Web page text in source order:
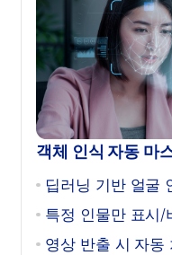
객체 인식 자동 마
딥러닝 기반 얼굴
특정 인물만 표시/
영상 반출 시 자동